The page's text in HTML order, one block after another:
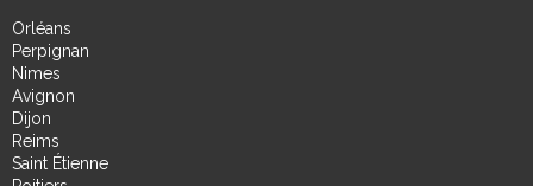
Orléans
Perpignan
Nimes
Avignon
Dijon
Reims
Saint Étienne